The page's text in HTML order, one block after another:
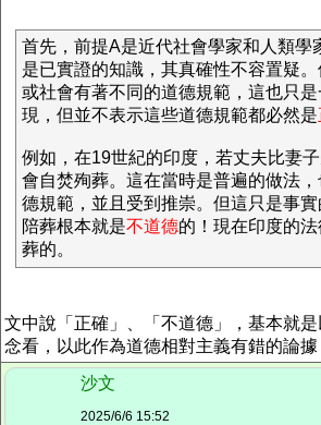
首先，前提A是近代社會學家和人類學
是已實證的知識，其真確性不容置疑
或社會有著不同的道德規範，這也只
現，但並不表示這些道德規範都必然是
例如，在19世紀的印度，若丈夫比妻
會自焚殉葬。這在當時是普遍的做法
德規範，並且受到推崇。但這只是事實
陪葬根本就是不道德的！現在印度的
葬的。
文中說「正確」、「不道德」，基本就
念看，以此作為道德相對主義有錯的論據
沙文
2025/6/6 15:52